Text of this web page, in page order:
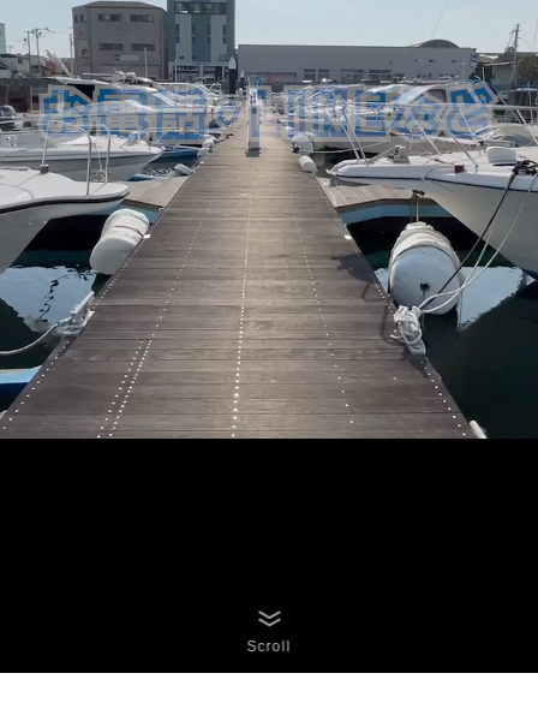
Scroll